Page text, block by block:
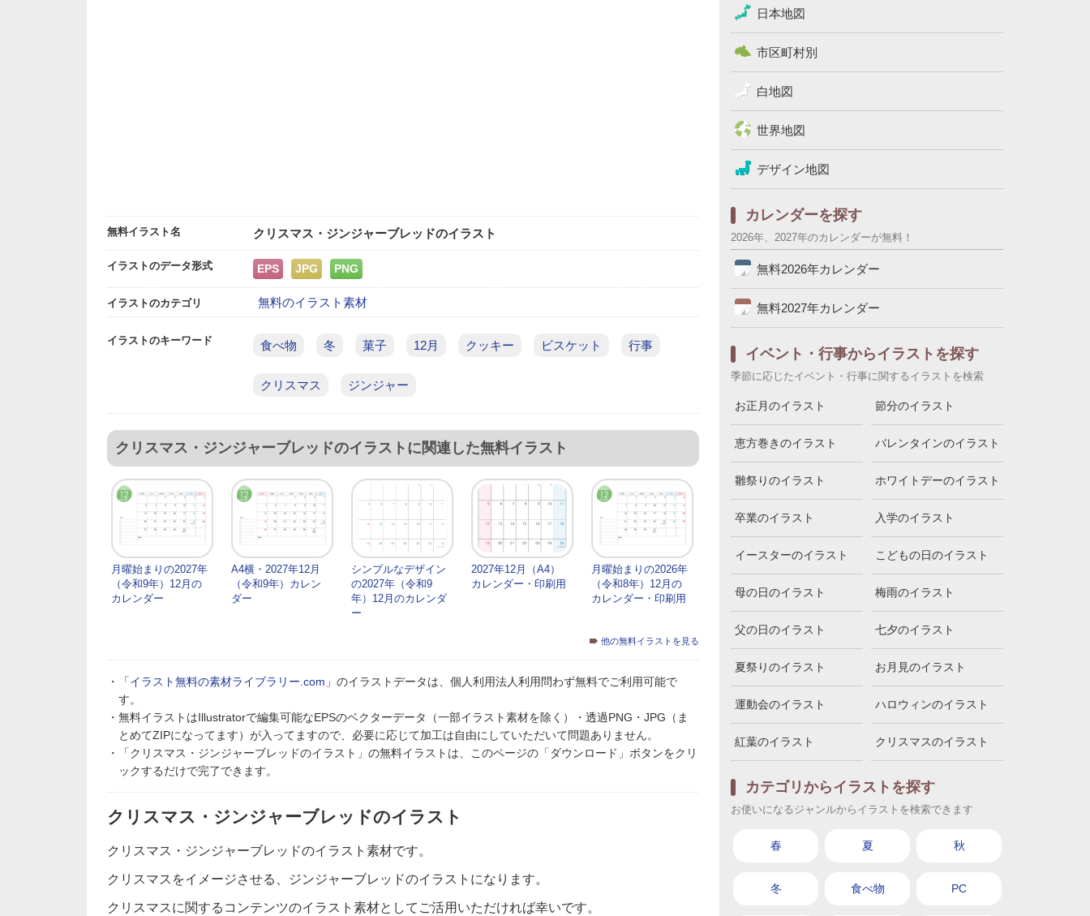
無料イラスト名 クリスマス・ジンジャーブレッドのイラスト
イラストのデータ形式 EPS JPG PNG
イラストのカテゴリ 無料のイラスト素材
イラストのキーワード 食べ物 冬 菓子 12月 クッキー ビスケット 行事
クリスマス ジンジャー
クリスマス・ジンジャーブレッドのイラストに関連した無料イラスト
月曜始まりの2027年
（令和9年）12月の
カレンダー
A4横・2027年12月
（令和9年）カレン
ダー
シンプルなデザイン
の2027年（令和9
年）12月のカレンダ
ー
2027年12月（A4）
カレンダー・印刷用
月曜始まりの2026年
（令和8年）12月の
カレンダー・印刷用
他の無料イラストを見る
・「イラスト無料の素材ライブラリー.com 」のイラストデータは、個人利用法人利用問わず無料でご利用可能で
す。
・無料イラストはIllustratorで編集可能なEPSのベクターデータ（一部イラスト素材を除く）・透過PNG・JPG（ま
とめてZIPになってます）が入ってますので、必要に応じて加工は自由にしていただいて問題ありません。
・「クリスマス・ジンジャーブレッドのイラスト」の無料イラストは、このページの「ダウンロード」ボタンをクリ
ックするだけで完了できます。
クリスマス・ジンジャーブレッドのイラスト
クリスマス・ジンジャーブレッドのイラスト素材です。
クリスマスをイメージさせる、ジンジャーブレッドのイラストになります。
クリスマスに関するコンテンツのイラスト素材としてご活用いただければ幸いです。
日本地図
市区町村別
白地図
世界地図
デザイン地図
カレンダーを探す
2026年、2027年のカレンダーが無料！
無料2026年カレンダー
無料2027年カレンダー
イベント・行事からイラストを探す
季節に応じたイベント・行事に関するイラストを検索
お正月のイラスト 節分のイラスト
恵方巻きのイラスト バレンタインのイラスト
雛祭りのイラスト ホワイトデーのイラスト
卒業のイラスト 入学のイラスト
イースターのイラスト こどもの日のイラスト
母の日のイラスト 梅雨のイラスト
父の日のイラスト 七夕のイラスト
夏祭りのイラスト お月見のイラスト
運動会のイラスト ハロウィンのイラスト
紅葉のイラスト クリスマスのイラスト
カテゴリからイラストを探す
お使いになるジャンルからイラストを検索できます
春 夏 秋
冬 食べ物 PC